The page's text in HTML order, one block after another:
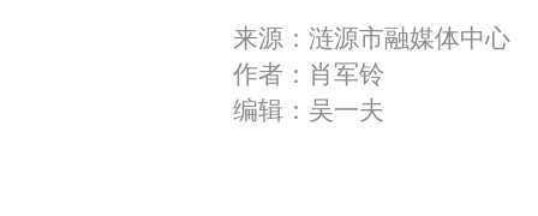
来源：涟源市融媒体中心
作者：肖军铃
编辑：吴一夫